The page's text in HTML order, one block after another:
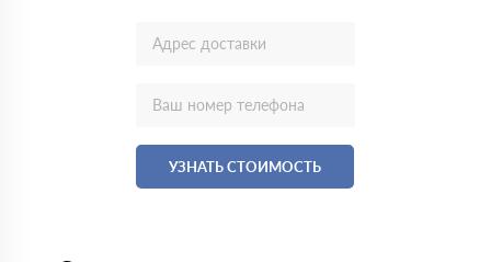
УЗНАТЬ СТОИМОСТЬ